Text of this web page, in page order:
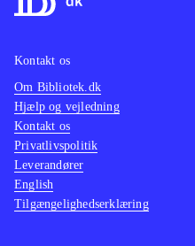
Kontakt os
Om Bibliotek.dk
Hjælp og vejledning
Kontakt os
Privatlivspolitik
Leverandører
English
Tilgængelighedserklæring